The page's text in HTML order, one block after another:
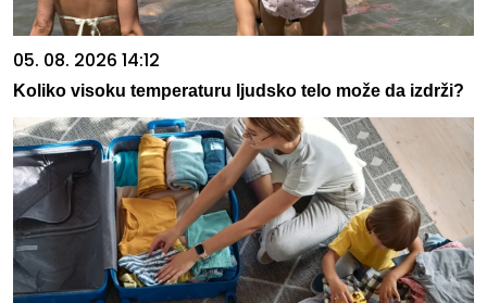
05. 08. 2026 14:12
Koliko visoku temperaturu ljudsko telo može da izdrži?